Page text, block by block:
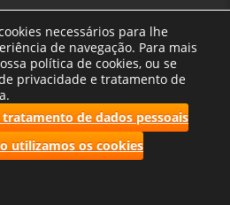
os direitos reservados.
necessários para lhe
de navegação. Para mais
política de cookies, ou se
privacidade e tratamento de
de dados pessoais
utilizamos os cookies